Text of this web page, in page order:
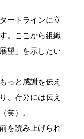
ートラインに立
。ここから組織
望」を示したい
っと感謝を伝え
、存分には伝え
笑）。
を読み上げられ